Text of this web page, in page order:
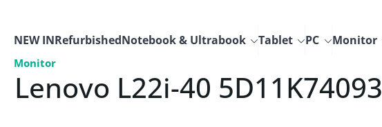
NEW INRefurbishedNotebook & Ultrabook Tablet PC Monitor
Monitor
Lenovo L22i-40 5D11K74093